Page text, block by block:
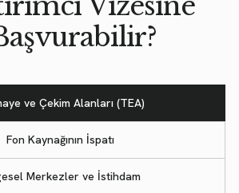
ve Çekim Alanları (TEA)
Fon Kaynağının İspatı
Merkezler ve İstihdam